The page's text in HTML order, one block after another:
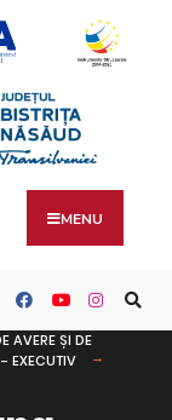
MENU
AVERE ȘI DE
- EXECUTIV